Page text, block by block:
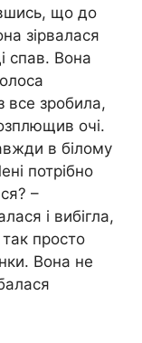
що до
зірвалася
спав. Вона
все зробила,
очі.
в білому
потрібно
–
і вибігла,
так просто
Вона не